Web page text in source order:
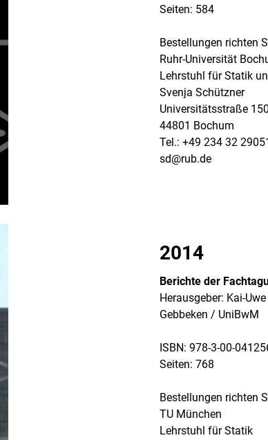
Seiten: 584
Bestellungen richten
Ruhr-Universität
Lehrstuhl für Statik
Svenja Schützner
Universitätsstraße 150
44801 Bochum
Tel.: +49 234 32
sd@rub.de
2014
Berichte der
Herausgeber: Kai-
Gebbeken / UniBwM
ISBN: 978-3-00-
Seiten: 768
Bestellungen richten
TU München
Lehrstuhl für Statik